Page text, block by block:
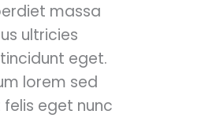
massa
ultricies
eget.
lorem sed
eget nunc